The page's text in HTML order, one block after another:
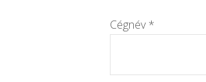
Cégnév *